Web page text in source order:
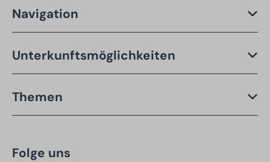
Navigation
Unterkunftsmöglichkeiten
Themen
Folge uns